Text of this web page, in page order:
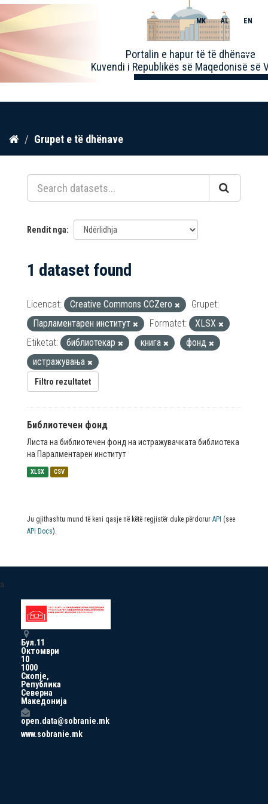
Kalo
përmbajtja
Portalin e hapur të të dhënave
Kuvendi i Republikës së Maqedonisë së
MK AL EN
Toggle
Grupet e të dhënave
Rendit nga
1 dataset found
Licencat: Creative Commons CCZero
Grupet:
Парламентарен институт
Formatet:
XLSX
Etiketat:
библиотекар книга
фонд
истражувања
Filtro rezultatet
Библиотечен фонд
Листа на библиотечен фонд на истражувачката библиотека
на Паралментарен институт
XLSX CSV
Ju gjithashtu mund të keni qasje në këtë regjistër duke përdorur API (see
API Docs).
a
Бул.11
Октомври
10
1000
Скопје,
Република
Северна
Македонија
open.data@sobranie.mk
www.sobranie.mk